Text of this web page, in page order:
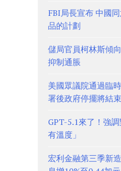
FBI局長宣布 中國
品的計劃
儲局官員柯林斯傾
抑制通脹
美國眾議院通過臨
署後政府停擺將結束
GPT-5.1來了！強
有溫度」
宏利金融第三季新